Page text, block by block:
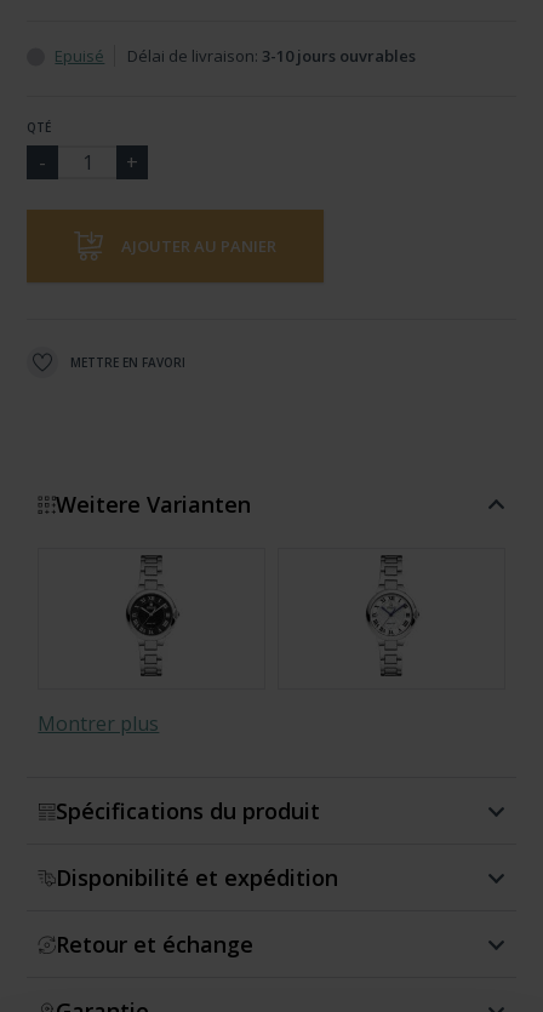
Epuisé Délai de livraison: 3-10 jours ouvrables
QTÉ
AJOUTER AU PANIER
METTRE EN FAVORI
Weitere Varianten
Montrer plus
Spécifications du produit
Disponibilité et expédition
Retour et échange